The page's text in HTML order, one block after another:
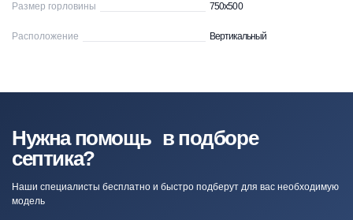
Размер горловины 750х500
Расположение Вертикальный
Нужна помощь в подборе
септика?
Наши специалисты бесплатно и быстро подберут для вас необходимую
модель